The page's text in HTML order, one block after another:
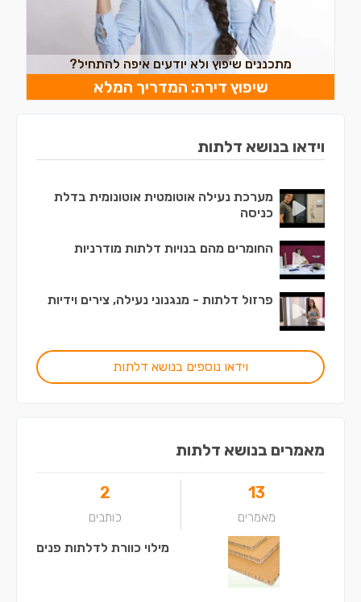
מתכננים שיפוץ ולא יודעים איפה להתחיל?
שיפוץ דירה: המדריך המלא
וידאו בנושא דלתות
מערכת נעילה אוטומטית אוטונומית בדלת
כניסה
החומרים מהם בנויות דלתות מודרניות
פרזול דלתות - מנגנוני נעילה, צירים וידיות
וידאו נוספים בנושא דלתות
מאמרים בנושא דלתות
13
מאמרים
2
כותבים
מילוי כוורת לדלתות פנים